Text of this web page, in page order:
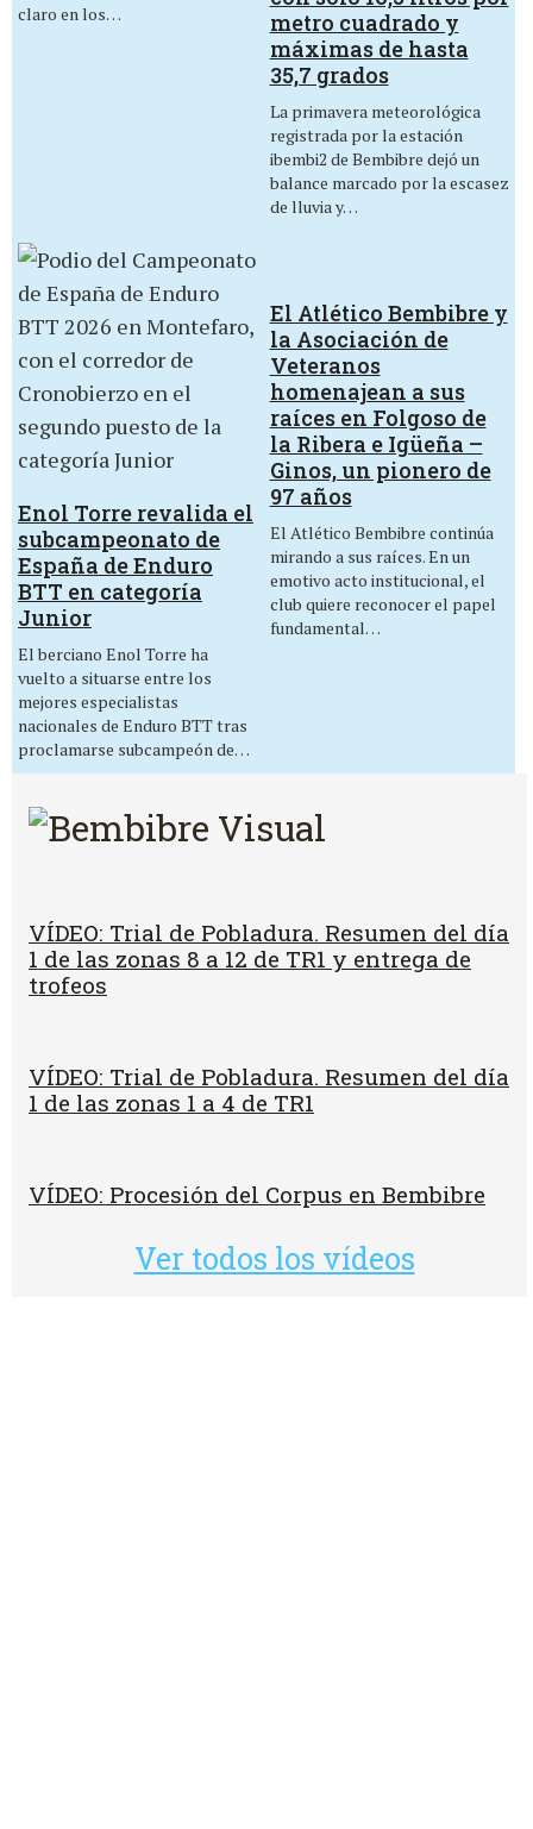
claro en los…
metro cuadrado y
máximas de hasta
35,7 grados
La primavera meteorológica
registrada por la estación
ibembi2 de Bembibre dejó un
balance marcado por la escasez
de lluvia y…
Enol Torre revalida el
subcampeonato de
España de Enduro
BTT en categoría
Junior
El berciano Enol Torre ha
vuelto a situarse entre los
mejores especialistas
nacionales de Enduro BTT tras
proclamarse subcampeón de…
El Atlético Bembibre y
la Asociación de
Veteranos
homenajean a sus
raíces en Folgoso de
la Ribera e Igüeña –
Ginos, un pionero de
97 años
El Atlético Bembibre continúa
mirando a sus raíces. En un
emotivo acto institucional, el
club quiere reconocer el papel
fundamental…
VÍDEO: Trial de Pobladura. Resumen del día
1 de las zonas 8 a 12 de TR1 y entrega de
trofeos
VÍDEO: Trial de Pobladura. Resumen del día
1 de las zonas 1 a 4 de TR1
VÍDEO: Procesión del Corpus en Bembibre
Ver todos los vídeos